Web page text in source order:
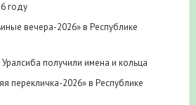
году
вечера-2026» в Республике
получили имена и кольца
перекличка-2026» в Республике